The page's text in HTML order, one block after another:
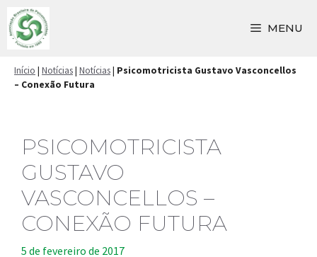
Pular
para
MENU
Início | Notícias| Notícias| Psicomotricista Gustavo Vasconcellos
– Conexão Futura
PSICOMOTRICISTA
GUSTAVO
VASCONCELLOS –
CONEXÃO FUTURA
5 de fevereiro de 2017